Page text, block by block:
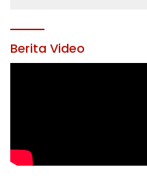
Berita Video